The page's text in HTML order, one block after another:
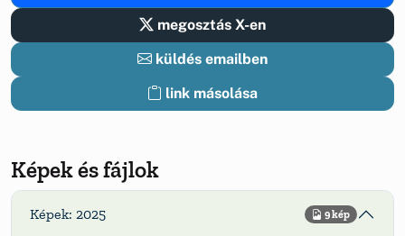
megosztás X-en
küldés emailben
link másolása
Képek és fájlok
Képek: 2025 9 kép